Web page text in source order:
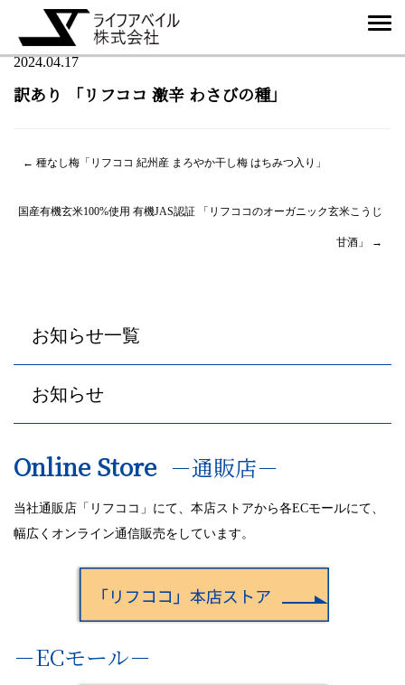
2024.04.17
訳あり 「リフココ 激辛 わさびの種」
投← 種なし梅「リフココ 紀州産 まろやか干し梅 はちみつ入り」
国産有機玄米100%使用 有機JAS認証 「リフココのオーガニック玄米こうじ
甘酒」 →
お知らせ一覧
お知らせ
Online Store －通販店－
当社通販店「リフココ」にて、本店ストアから各ECモールにて、
幅広くオンライン通信販売をしています。
－ECモール－